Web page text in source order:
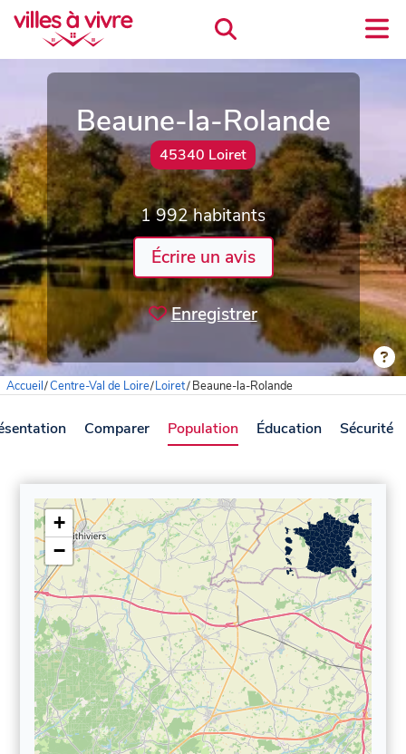
Beaune-la-Rolande
45340 Loiret
1 992 habitants
Écrire un avis
Enregistrer
Accueil/Centre-Val de Loire/Loiret/Beaune-la-Rolande
Comparer Population Éducation Sécurité
+
−